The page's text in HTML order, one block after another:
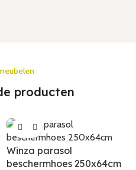
producten
Winza parasol
beschermhoes 250x64cm